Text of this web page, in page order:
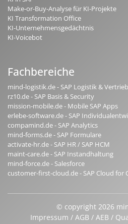
Make-or-Buy-Analyse für KI-Projekte
KI Transformation Office
KI-Unternehmensgedächtnis
KI-Voicebot
Fachbereiche
mind-logistik.de - SAP Logistik & Vertrieb
rz10.de - SAP Basis & Security
mission-mobile.de - Mobile SAP Apps
erlebe-software.de - SAP
compamind.de - SAP Analytics
mind-forms.de - SAP Formulare
activate-hr.de - SAP HR / SAP HCM
maint-care.de - SAP Instandhaltung
mind-force.de - Salesforce
customer-first-cloud.de - SAP Cloud for
© copyright 2026
Impressum
AGB AEB